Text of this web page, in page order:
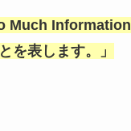
Much Information
を表します。」